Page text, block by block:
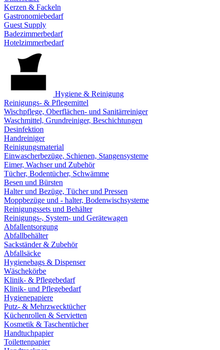
Kerzen & Fackeln
Gastronomiebedarf
Guest Supply
Badezimmerbedarf
Hotelzimmerbedarf
Hygiene & Reinigung
Reinigungs- & Pflegemittel
Wischpflege, Oberflächen- und Sanitärreiniger
Waschmittel, Grundreiniger, Beschichtungen
Desinfektion
Handreiniger
Reinigungsmaterial
Einwascherbezüge, Schienen, Stangensysteme
Eimer, Wachser und Zubehör
Tücher, Bodentücher, Schwämme
Besen und Bürsten
Halter und Bezüge, Tücher und Pressen
Moppbezüge und - halter, Bodenwischsysteme
Reinigungssets und Behälter
Reinigungs-, System- und Gerätewagen
Abfallentsorgung
Abfallbehälter
Sackständer & Zubehör
Abfallsäcke
Hygienebags & Dispenser
Wäschekörbe
Klinik- & Pflegebedarf
Klinik- und Pflegebedarf
Hygienepapiere
Putz- & Mehrzwecktücher
Küchenrollen & Servietten
Kosmetik & Taschentücher
Handtuchpapier
Toilettenpapier